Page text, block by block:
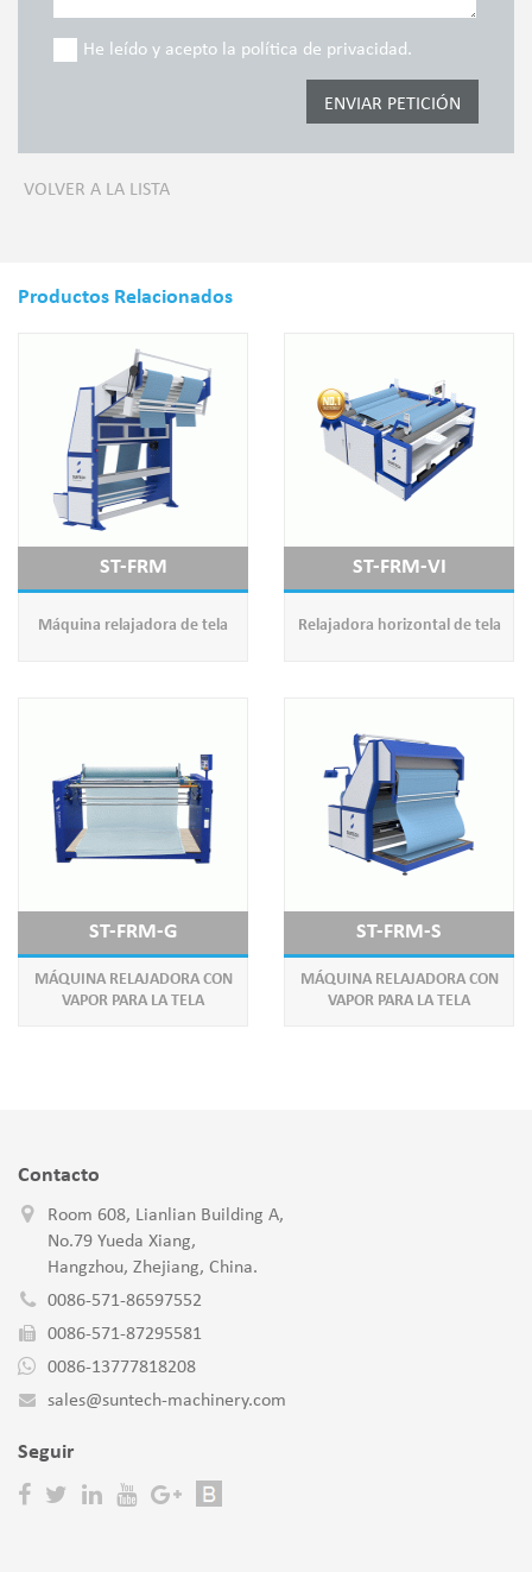
He leído y acepto la política de privacidad.
VOLVER A LA LISTA
Productos Relacionados
ST-FRM
Máquina relajadora de tela
ST-FRM-VI
Relajadora horizontal de tela
ST-FRM-G
MÁQUINA RELAJADORA CON
VAPOR PARA LA TELA
ST-FRM-S
MÁQUINA RELAJADORA CON
VAPOR PARA LA TELA
Contacto
Room 608, Lianlian Building A,
No.79 Yueda Xiang,
Hangzhou, Zhejiang, China.
0086-571-86597552
0086-571-87295581
0086-13777818208
sales@suntech-machinery.com
Seguir